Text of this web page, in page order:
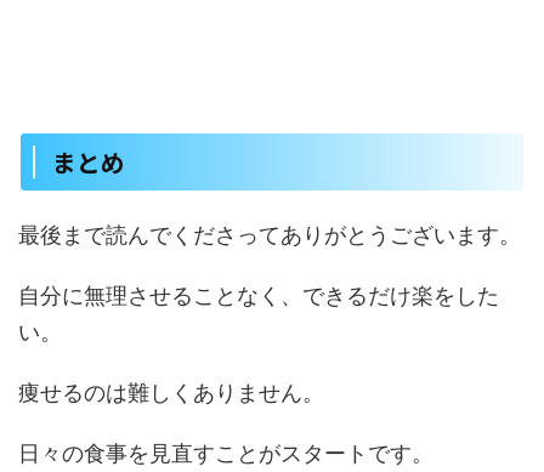
まとめ
最後まで読んでくださってありがとうございます。
自分に無理させることなく、できるだけ楽をした
い。
痩せるのは難しくありません。
日々の食事を見直すことがスタートです。